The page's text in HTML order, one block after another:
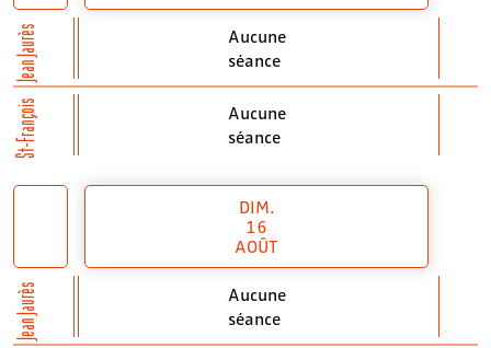
Jean Jaurès
St-François
Aucune
séance
Aucune
séance
Jean Jaurès
DIM.
16
AOÛT
Aucune
séance